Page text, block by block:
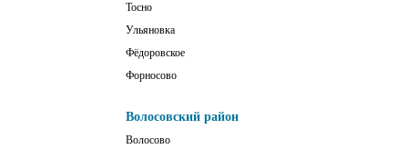
Тосно
Ульяновка
Фёдоровское
Форносово
Волосовский район
Волосово